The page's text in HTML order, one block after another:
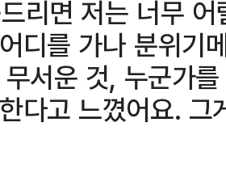
리면 저는 너무
디를 가나 분위기
서운 것, 누군가
다고 느꼈어요.